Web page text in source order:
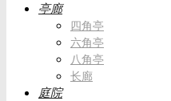
亭廊
四角亭
六角亭
八角亭
长廊
庭院